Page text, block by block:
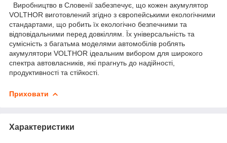
Виробництво в Словенії забезпечує, що кожен акумулятор
VOLTHOR виготовлений згідно з європейськими екологічними
стандартами, що робить їх екологічно безпечними та
відповідальними перед довкіллям. Їх універсальність та
сумісність з багатьма моделями автомобілів роблять
акумулятори VOLTHOR ідеальним вибором для широкого
спектра автовласників, які прагнуть до надійності,
продуктивності та стійкості.
Приховати
Характеристики